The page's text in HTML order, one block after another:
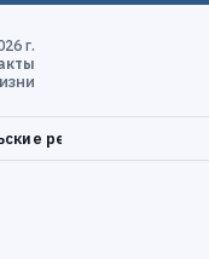
г.
решения и